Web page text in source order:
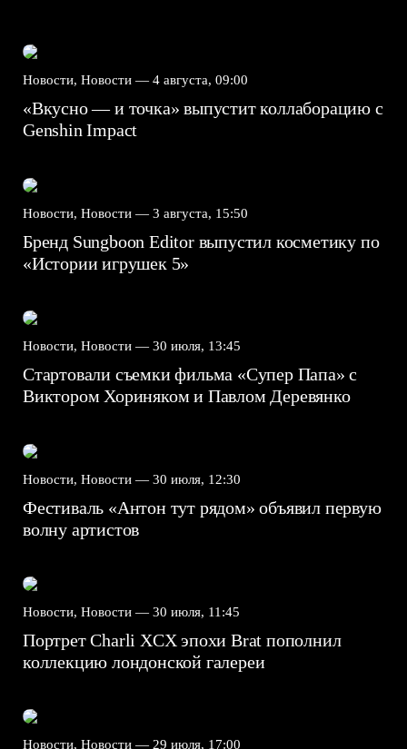
Новости, Новости — 4 августа, 09:00
«Вкусно — и точка» выпустит коллаборацию с
Genshin Impact⁠⁠
Новости, Новости — 3 августа, 15:50
Бренд Sungboon Editor выпустил косметику по
«Истории игрушек 5»
Новости, Новости — 30 июля, 13:45
Стартовали съемки фильма «Супер Папа» с
Виктором Хориняком и Павлом Деревянко
Новости, Новости — 30 июля, 12:30
Фестиваль «Антон тут рядом» объявил первую
волну артистов
Новости, Новости — 30 июля, 11:45
Портрет Charli XCX эпохи Brat пополнил
коллекцию лондонской галереи
Новости, Новости — 29 июля, 17:00